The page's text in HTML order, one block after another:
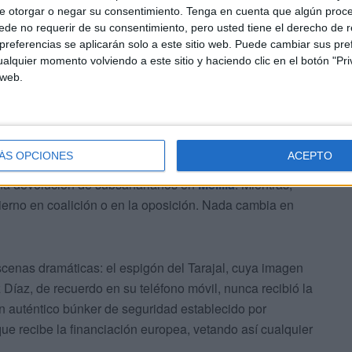
otorgar o negar su consentimiento. Tenga en cuenta que algún
no requerir de su consentimiento, pero usted tiene el derecho de
se aplicarán solo a este sitio web. Puede cambiar sus
momento volviendo a este sitio y haciendo clic en el botón
OPCIONES ACEPTO
después en la inmigración, salvo las órdenes
como el que fue utilizado aquella madrugada.
las devoluciones en caliente como las ordenadas
hasta la playa.
las decisiones dictadas por el Ministerio de Interior y
europeos que, este 13 de febrero, publicarán
devolución de subsaharianos enMelilla. Mientras,
en coalición o en la oposición. Nada cambia en
dramáticas: el espigón del Tarajal, cuya imagen
de recuerdo en su teléfono móvil, nunca recibió la
auténtico búnker de seguridad establecido por
recibe la financiación europea, vetando así cualquier